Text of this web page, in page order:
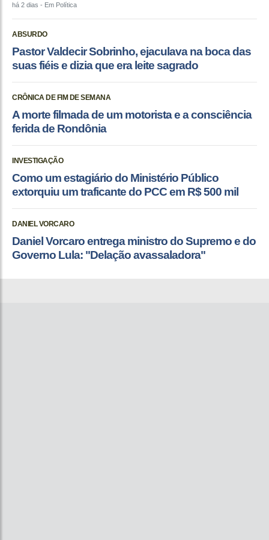
há 2 dias - Em Política
ABSURDO
Pastor Valdecir Sobrinho, ejaculava na boca das
suas fiéis e dizia que era leite sagrado
CRÔNICA DE FIM DE SEMANA
A morte filmada de um motorista e a consciência
ferida de Rondônia
INVESTIGAÇÃO
Como um estagiário do Ministério Público
extorquiu um traficante do PCC em R$ 500 mil
DANIEL VORCARO
Daniel Vorcaro entrega ministro do Supremo e do
Governo Lula: "Delação avassaladora"